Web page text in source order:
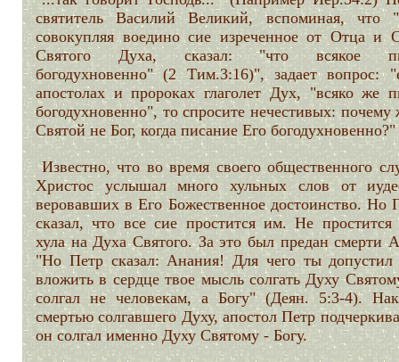
святитель Василий Великий, вспоминая, что
совокупляя воедино сие изреченное от Отца и
Святого Духа, сказал: "что всякое
богодухновенно" (2 Тим.3:16)", задает вопрос:
апостолах и пророках глаголет Дух, "всяко же
богодухновенно", то спросите нечестивых:
Святой не Бог, когда писание Его богодухновенно?"
Известно, что во время своего общественного
Христос услышал много хульных слов от
веровавших в Его Божественное достоинство. Но
сказал, что все сие простится им. Не простится
хула на Духа Святого. За это был предан смерти
"Но Петр сказал: Анания! Для чего ты допустил
вложить в сердце твое мысль солгать Духу
солгал не человекам, а Богу" (Деян. 5:3-4).
смертью солгавшего Духу, апостол Петр
он солгал именно Духу Святому - Богу.